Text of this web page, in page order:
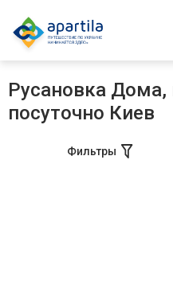
Русановка Дома,
посуточно Киев
Фильтры